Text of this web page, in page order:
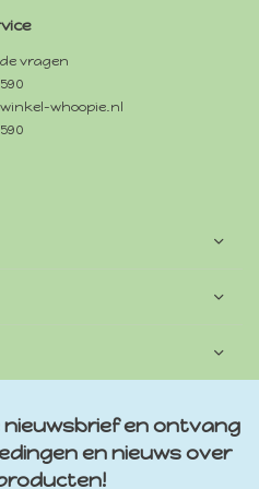
vragen
whoopie.nl
nieuwsbrief en ontvang
en nieuws over